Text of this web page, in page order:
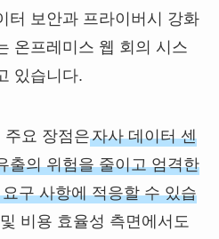
터 보안과 프라이버시 강화
온프레미스 웹 회의 시스
있습니다.
주요 장점은자사 데이터 센
출의 위험을 줄이고 엄격한
구 사항에 적응할 수 있습
비용 효율성 측면에서도